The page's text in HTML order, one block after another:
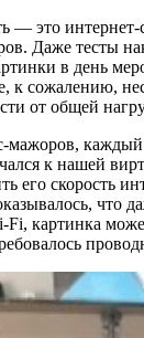
— это интернет-
Даже тесты
в день
к сожалению,
от общей
мажоров,
к нашей
его скорость
что
Fi, картинка